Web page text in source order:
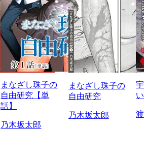
まなざし珠子の
自由研究【単
話】
乃木坂太郎
まなざし珠子の
自由研究
乃木坂太郎
宇
い
渡